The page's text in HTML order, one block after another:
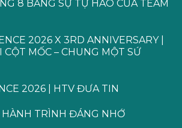
8 BẰNG SỰ TỰ HÀO CỦA TEAM
2026 X 3RD ANNIVERSARY |
CỘT MỐC – CHUNG MỘT SỨ
2026 | HTV ĐƯA TIN
HÀNH TRÌNH ĐÁNG NHỚ